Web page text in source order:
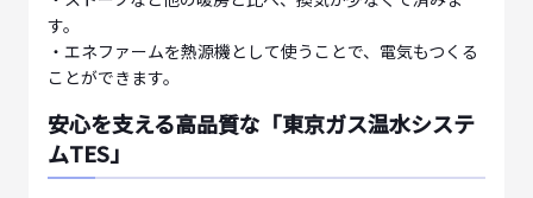
す。
・エネファームを熱源機として使うことで、電気もつくる
ことができます。
安心を支える高品質な「東京ガス温水システ
ムTES」